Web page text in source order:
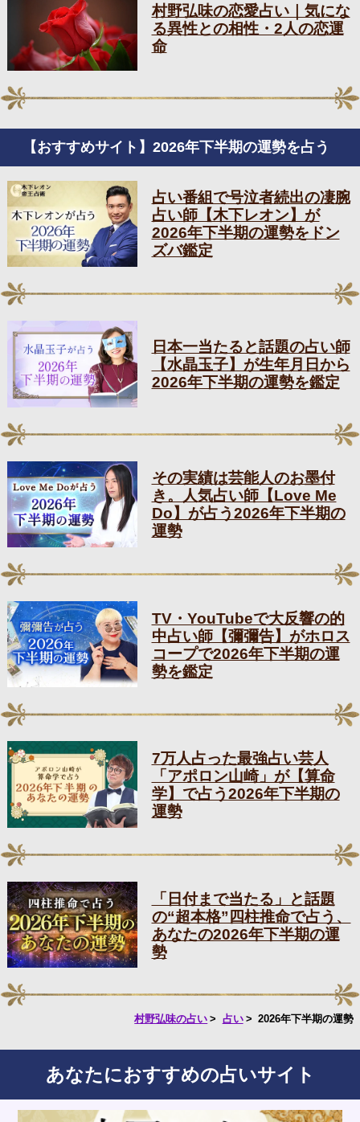
村野弘味の恋愛占い｜気にな
る異性との相性・2人の恋運
命
【おすすめサイト】2026年下半期の運勢を占う
占い番組で号泣者続出の凄腕
占い師【木下レオン】が
2026年下半期の運勢をドン
ズバ鑑定
日本一当たると話題の占い師
【水晶玉子】が生年月日から
2026年下半期の運勢を鑑定
その実績は芸能人のお墨付
き。人気占い師【Love Me
Do】が占う2026年下半期の
運勢
TV・YouTubeで大反響の的
中占い師【彌彌告】がホロス
コープで2026年下半期の運
勢を鑑定
7万人占った最強占い芸人
「アポロン山崎」が【算命
学】で占う2026年下半期の
運勢
「日付まで当たる」と話題
の“超本格”四柱推命で占う、
あなたの2026年下半期の運
勢
村野弘味の占い 占い 2026年下半期の運勢
あなたにおすすめの占いサイト